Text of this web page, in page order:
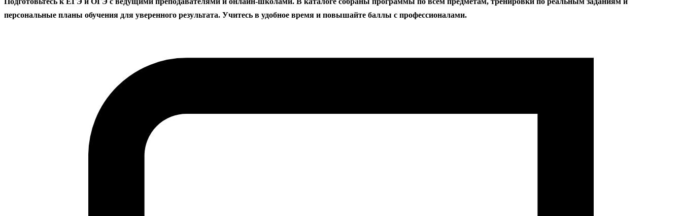
персональные планы обучения для уверенного результата. Учитесь в удобное время и повышайте баллы с профессионалами.